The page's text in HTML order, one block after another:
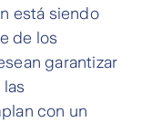
está siendo
de los
garantizar
con un